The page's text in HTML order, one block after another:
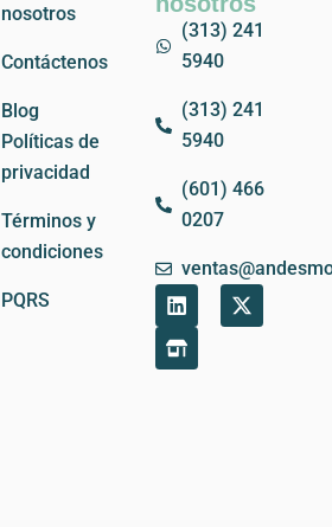
nosotros
Contáctenos
Blog
Políticas de
privacidad
Términos y
condiciones
PQRS
(313) 241
5940
(313) 241
5940
(601) 466
0207
L
i
n
k
X
-
S
t
o
r